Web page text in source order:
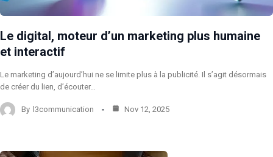
Le digital, moteur d’un marketing plus humaine
et interactif
Le marketing d’aujourd’hui ne se limite plus à la publicité. Il s’agit désormais
de créer du lien, d’écouter…
By l3communication Nov 12, 2025